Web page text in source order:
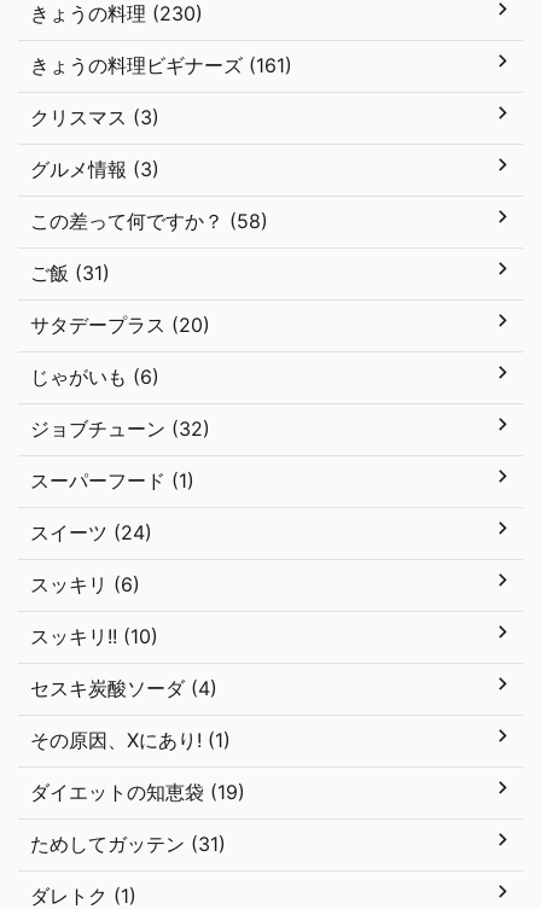
きょうの料理 (230)
きょうの料理ビギナーズ (161)
クリスマス (3)
グルメ情報 (3)
この差って何ですか？ (58)
ご飯 (31)
サタデープラス (20)
じゃがいも (6)
ジョブチューン (32)
スーパーフード (1)
スイーツ (24)
スッキリ (6)
スッキリ!! (10)
セスキ炭酸ソーダ (4)
その原因、Xにあり! (1)
ダイエットの知恵袋 (19)
ためしてガッテン (31)
ダレトク (1)